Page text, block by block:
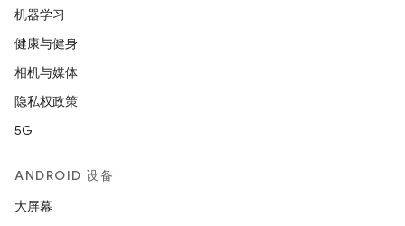
机器学习
健康与健身
相机与媒体
隐私权政策
5G
ANDROID 设备
大屏幕